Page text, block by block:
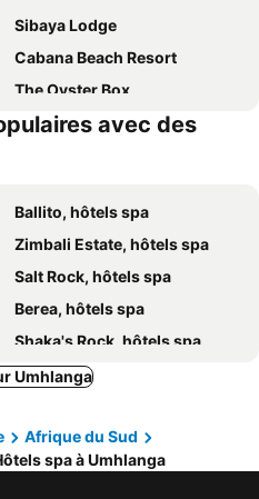
Sibaya Lodge
Cabana Beach Resort
The Oyster Box
Bella Vista Guest House
McAllisters on 8th
Southern Sun Elangeni & Maharani
First Group The Palace All-Suite
The Edward
33onBazley Hotel
The Union Hotel
Jay And Bee Guesthouse
avec des
Ballito, hôtels spa
Zimbali Estate, hôtels spa
Salt Rock, hôtels spa
Berea, hôtels spa
Shaka's Rock, hôtels spa
KwaDukuza, hôtels spa
Craiglea, hôtels spa
Warner Beach, hôtels spa
Umhlanga
Afrique du Sud
spa à Umhlanga